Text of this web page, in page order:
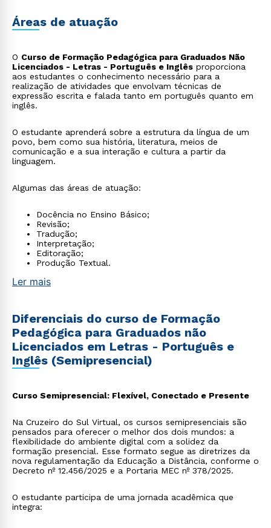
Áreas de atuação
O Curso de Formação Pedagógica para Graduados Não
Licenciados - Letras - Português e Inglês proporciona
aos estudantes o conhecimento necessário para a
realização de atividades que envolvam técnicas de
expressão escrita e falada tanto em português quanto em
inglês.
O estudante aprenderá sobre a estrutura da língua de um
povo, bem como sua história, literatura, meios de
comunicação e a sua interação e cultura a partir da
linguagem.
Algumas das áreas de atuação:
Docência no Ensino Básico;
Revisão;
Tradução;
Interpretação;
Editoração;
Produção Textual.
Ler mais
Diferenciais do curso de Formação
Pedagógica para Graduados não
Licenciados em Letras - Português e
Inglês (Semipresencial)
Curso Semipresencial: Flexível, Conectado e Presente
Na Cruzeiro do Sul Virtual, os cursos semipresenciais são
pensados para oferecer o melhor dos dois mundos: a
flexibilidade do ambiente digital com a solidez da
formação presencial. Esse formato segue as diretrizes da
nova regulamentação da Educação a Distância, conforme o
Decreto nº 12.456/2025 e a Portaria MEC nº 378/2025.
O estudante participa de uma jornada acadêmica que
integra: